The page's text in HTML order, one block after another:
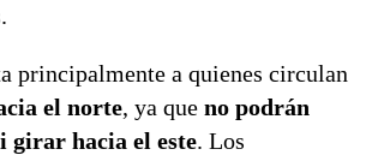
principalmente a quienes circulan
el norte, ya que no podrán
girar hacia el este. Los